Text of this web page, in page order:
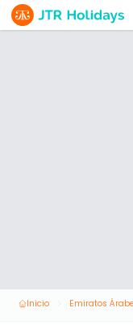
Inicio